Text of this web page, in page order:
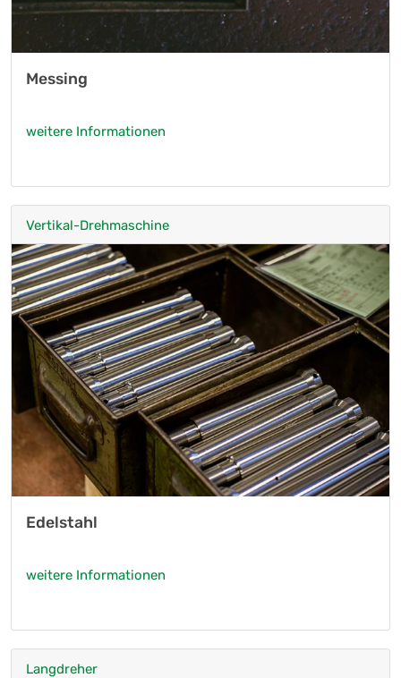
Messing
weitere Informationen
Vertikal-Drehmaschine
Edelstahl
weitere Informationen
Langdreher